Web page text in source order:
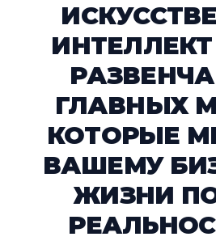
ИНТЕЛЛЕКТ
ГЛАВНЫХ
КОТОРЫЕ
ВАШЕМУ
ЖИЗНИ